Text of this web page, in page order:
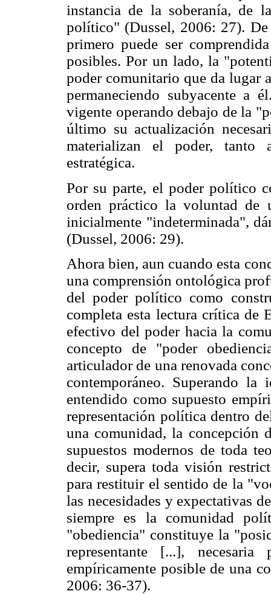
instancia de la soberanía, de
político" (Dussel, 2006: 27).
primero puede ser
posibles. Por un lado, la
poder comunitario que da lugar
permaneciendo subyacente a
vigente operando debajo de la
último su actualización
materializan el poder,
estratégica.
Por su parte, el poder político
orden práctico la voluntad de
inicialmente "indeterminada",
(Dussel, 2006: 29).
Ahora bien, aun cuando esta
una comprensión ontológica
del poder político como
completa esta lectura crítica de
efectivo del poder hacia la
concepto de "poder
articulador de una renovada
contemporáneo. Superando
entendido como supuesto
representación política dentro
una comunidad, la concepción
supuestos modernos de toda
decir, supera toda visión
para restituir el sentido de la
las necesidades y expectativas
siempre es la comunidad
"obediencia" constituye la
representante [...],
empíricamente posible de una
2006: 36-37).